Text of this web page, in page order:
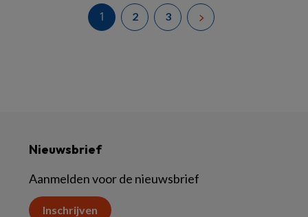
1 2 3
Nieuwsbrief
Aanmelden voor de nieuwsbrief
Inschrijven